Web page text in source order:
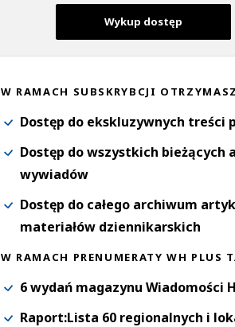
Wykup dostęp
W RAMACH SUBSKRYBCJI
Dostęp do ekskluzywnych treści
Dostęp do wszystkich
wywiadów
Dostęp do całego archiwum
materiałów dziennikarskich
W RAMACH PRENUMERATY WH PLUS
6 wydań magazynu Wiadomości
Raport:Lista 60 regionalnych i